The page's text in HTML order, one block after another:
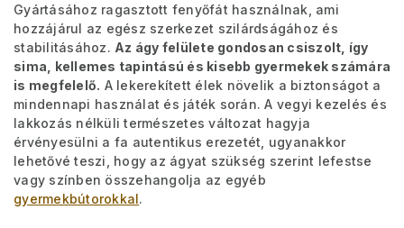
Gyártásához ragasztott fenyőfát használnak, ami
hozzájárul az egész szerkezet szilárdságához és
stabilitásához. Az ágy felülete gondosan csiszolt, így
sima, kellemes tapintású és kisebb gyermekek számára
is megfelelő. A lekerekített élek növelik a biztonságot a
mindennapi használat és játék során. A vegyi kezelés és
lakkozás nélküli természetes változat hagyja
érvényesülni a fa autentikus erezetét, ugyanakkor
lehetővé teszi, hogy az ágyat szükség szerint lefestse
vagy színben összehangolja az egyéb
gyermekbútorokkal.